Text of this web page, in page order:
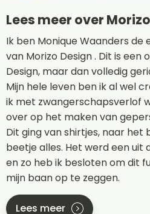
Lees meer over
Ik ben Monique Waanders
van Morizo Design . Dit is een
Design, maar dan volledig
Mijn hele leven ben ik al wel
ik met zwangerschapsverlof
over op het maken van
Dit ging van shirtjes, naar het
beetje alles. Het werd een uit
en zo heb ik besloten om dit
mijn baan op te zeggen.
Lees meer